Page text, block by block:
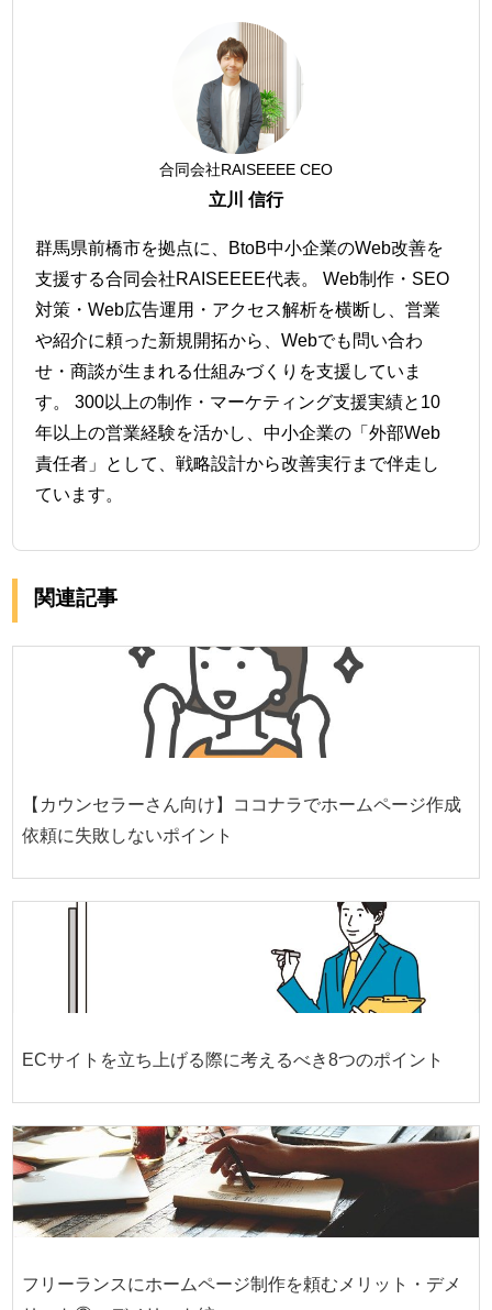
合同会社RAISEEEE CEO
立川 信行
群馬県前橋市を拠点に、BtoB中小企業のWeb改善を
支援する合同会社RAISEEEE代表。 Web制作・SEO
対策・Web広告運用・アクセス解析を横断し、営業
や紹介に頼った新規開拓から、Webでも問い合わ
せ・商談が生まれる仕組みづくりを支援していま
す。 300以上の制作・マーケティング支援実績と10
年以上の営業経験を活かし、中小企業の「外部Web
責任者」として、戦略設計から改善実行まで伴走し
ています。
関連記事
【カウンセラーさん向け】ココナラでホームページ作成
依頼に失敗しないポイント
ECサイトを立ち上げる際に考えるべき8つのポイント
フリーランスにホームページ制作を頼むメリット・デメ